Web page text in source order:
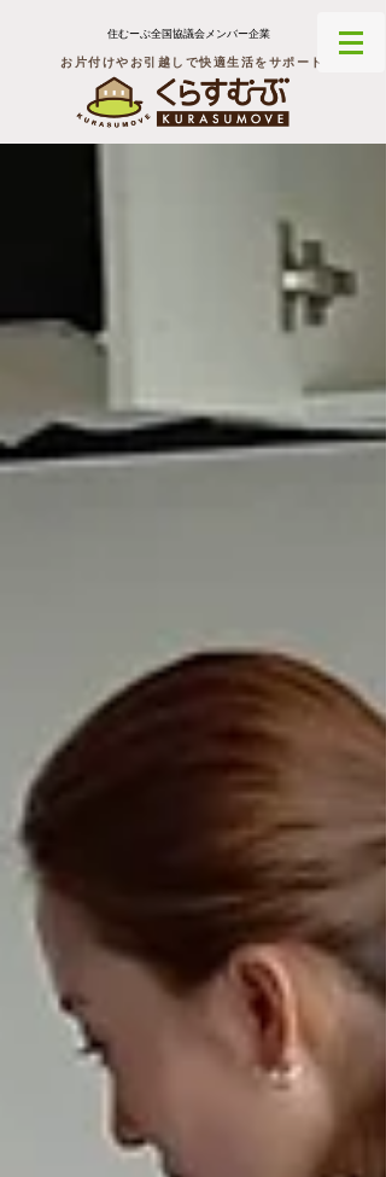
住むーぶ全国協議会メンバー企業
お片付けやお引越しで快適生活をサポート